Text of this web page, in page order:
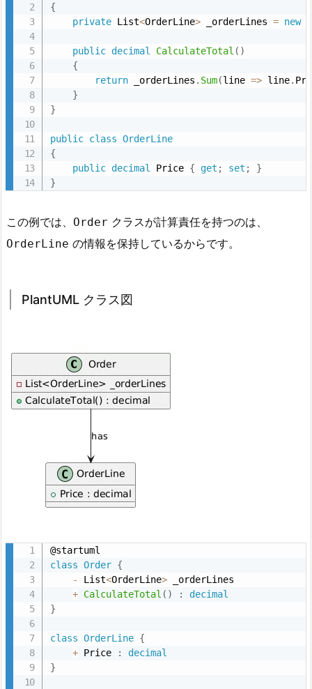
(情
報
エ
キ
パ
ー
1.
1.
2.
L
図
2.
C
{
private List<OrderLine> _orderLines = new
public decimal CalculateTotal ( )
{
return _orderLines . Sum(line => line.
}
}
public class OrderLine
{
public decimal Price { get ; set ;
}
}
この例では、 Order クラスが計算責任を持つのは、
OrderLine の情報を保持しているからです。
PlantUML クラス図
class Order {
-
List<OrderLine> _orderLines
+ CalculateTotal ( ) :
decimal
}
class OrderLine {
+ Price :
decimal
}